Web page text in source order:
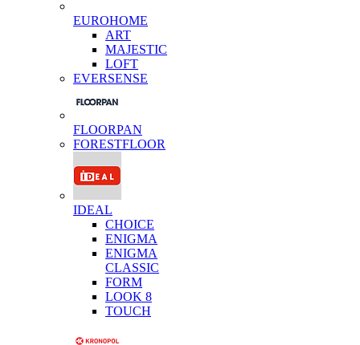
EUROHOME
ART
MAJESTIC
LOFT
EVERSENSE
FLOORPAN
FORESTFLOOR
IDEAL
CHOICE
ENIGMA
ENIGMA
CLASSIC
FORM
LOOK 8
TOUCH